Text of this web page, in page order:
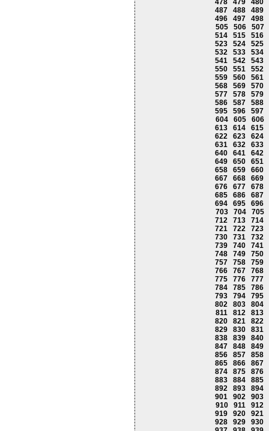
478
479
480
487
488
489
496
497
498
505
506
507
514
515
516
523
524
525
532
533
534
541
542
543
550
551
552
559
560
561
568
569
570
577
578
579
586
587
588
595
596
597
604
605
606
613
614
615
622
623
624
631
632
633
640
641
642
649
650
651
658
659
660
667
668
669
676
677
678
685
686
687
694
695
696
703
704
705
712
713
714
721
722
723
730
731
732
739
740
741
748
749
750
757
758
759
766
767
768
775
776
777
784
785
786
793
794
795
802
803
804
811
812 813
820
821
822
829
830
831
838
839
840
847
848
849
856
857
858
865
866
867
874
875
876
883
884
885
892
893
894
901
902
903
910
911 912
919
920
921
928
929
930